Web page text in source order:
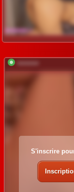
*********
S'inscrire